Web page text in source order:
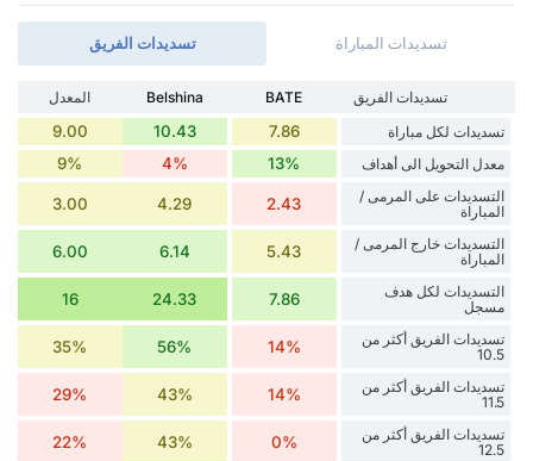
تسديدات الفريق تسديدات المباراة
تسديدات الفريق BATE
Belshina
المعدل
تسديدات لكل مباراة
7.86
10.43
9.00
معدل التحويل الى أهداف 13%
4%
9%
التسديدات على المرمى /
المباراة
2.43
4.29
3.00
التسديدات خارج المرمى /
المباراة
5.43
6.14
6.00
التسديدات لكل هدف
مسجل
7.86
24.33
16
تسديدات الفريق أكثر من
10.5
14%
56%
35%
تسديدات الفريق أكثر من
11.5
14%
43%
29%
تسديدات الفريق أكثر من
12.5
0%
43%
22%